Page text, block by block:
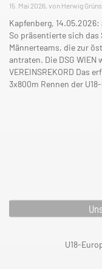
15. Mai 2026, von Herwig
Kapfenberg,
So präsentierte sich das
Männerteams, die zur
antraten. Die DSG WIEN
VEREINSREKORD Das
3x800m Rennen der
U18-